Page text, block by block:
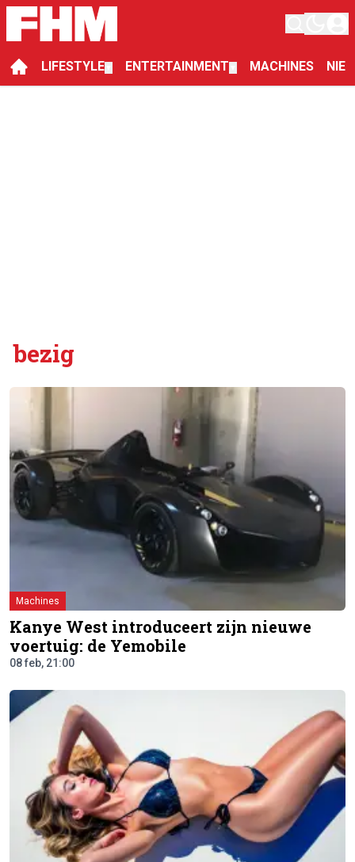
LIFESTYLE ENTERTAINMENT MACHINES
bezig
Machines
Kanye West introduceert zijn nieuwe
voertuig: de Yemobile
08 feb, 21:00